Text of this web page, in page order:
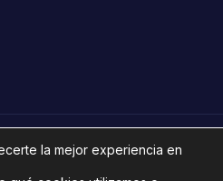
- Todos los derechos
la mejor experiencia en